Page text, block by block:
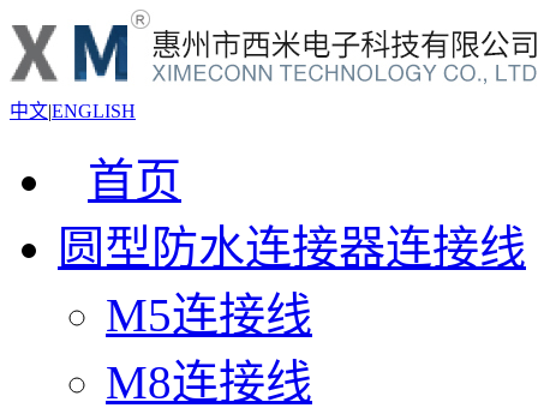
中文|ENGLISH
首页
圆型防水连接器连接线
M5连接线
M8连接线